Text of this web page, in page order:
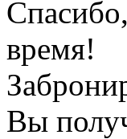
время!
Вы